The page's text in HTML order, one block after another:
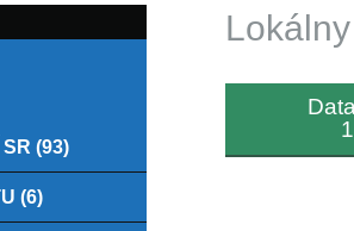
(93)
(6)